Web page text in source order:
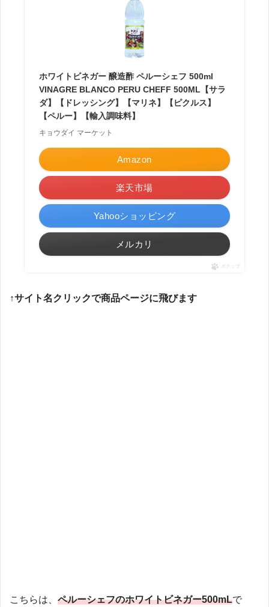
ホワイトビネガー 醸造酢 ペルーシェフ 500ml
VINAGRE BLANCO PERU CHEFF 500ML【サラ
ダ】【ドレッシング】【マリネ】【ピクルス】
【ペルー】【輸入調味料】
キョウダイ マーケット
Amazon
楽天市場
Yahooショッピング
メルカリ
ポチップ
↑サイト名クリックで商品ページに飛びます
こちらは、 ペルーシェフのホワイトビネガー500mLで